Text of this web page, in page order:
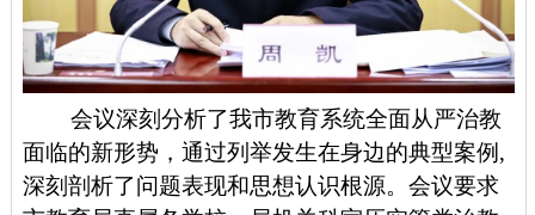
会议深刻分析了我市教育系统全面从严治教
面临的新形势，通过列举发生在身边的典型案例,
深刻剖析了问题表现和思想认识根源。会议要求